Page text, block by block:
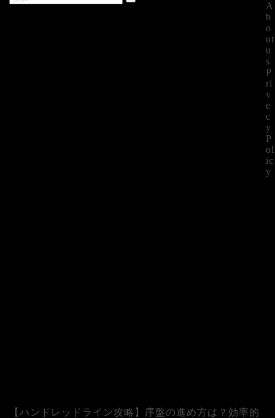
【ハンドレッドライン攻略】序盤の進め方は？効率的
A
b
o
ut
u
s
P
ri
v
e
c
y
P
ol
ic
y